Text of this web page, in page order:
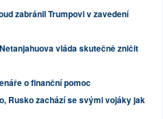
zabránil Trumpovi v zavedení
vláda skutečně zničit
o finanční pomoc
Rusko zachází se svými vojáky jak